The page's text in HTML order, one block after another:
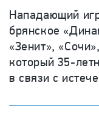
Нападающий
брянское
«Зенит»,
который 35-
в связи с